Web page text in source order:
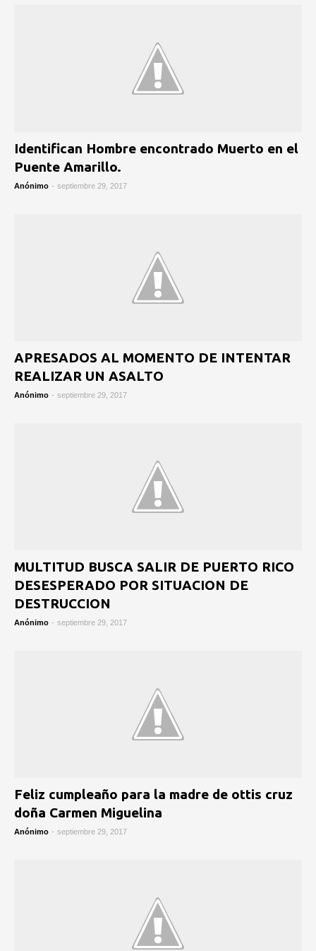
Identifican Hombre encontrado Muerto en el
Puente Amarillo.
Anónimo - septiembre 29, 2017
APRESADOS AL MOMENTO DE INTENTAR
REALIZAR UN ASALTO
Anónimo - septiembre 29, 2017
MULTITUD BUSCA SALIR DE PUERTO RICO
DESESPERADO POR SITUACION DE
DESTRUCCION
Anónimo - septiembre 29, 2017
Feliz cumpleaño para la madre de ottis cruz
doña Carmen Miguelina
Anónimo - septiembre 29, 2017